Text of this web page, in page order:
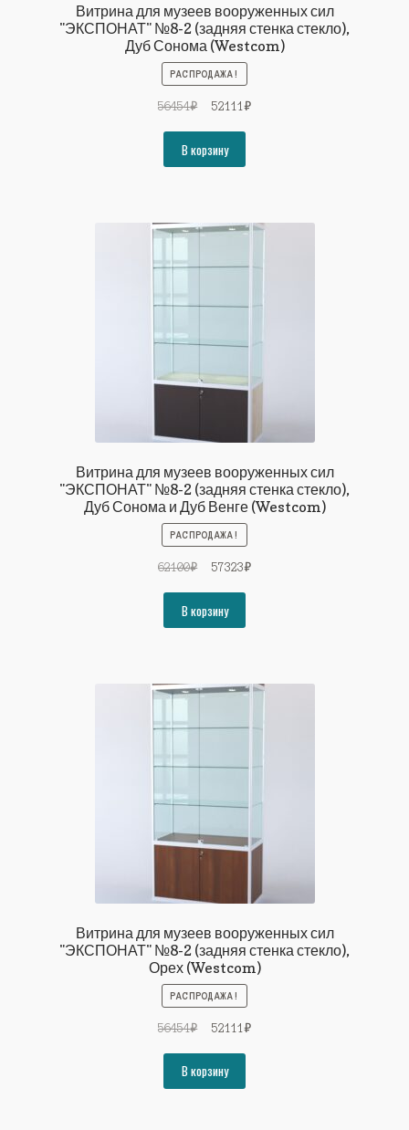
Витрина для музеев вооруженных сил
"ЭКСПОНАТ" №8-2 (задняя стенка стекло),
Дуб Сонома (Westcom)
РАСПРОДАЖА!
56454₽
Первоначальная
составляла
56454₽.
52111 ₽Текущая
В корзину
Витрина для музеев вооруженных сил
"ЭКСПОНАТ" №8-2 (задняя стенка стекло),
Дуб Сонома и Дуб Венге (Westcom)
РАСПРОДАЖА!
62100₽
Первоначальная
составляла
62100₽.
57323₽Текущая
В корзину
Витрина для музеев вооруженных сил
"ЭКСПОНАТ" №8-2 (задняя стенка стекло),
Орех (Westcom)
РАСПРОДАЖА!
56454₽
Первоначальная
составляла
56454₽.
52111 ₽Текущая
В корзину